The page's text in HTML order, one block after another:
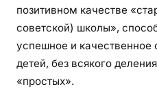
позитивном качестве
советской) школы»,
успешное и качественное
детей, без всякого
«простых».